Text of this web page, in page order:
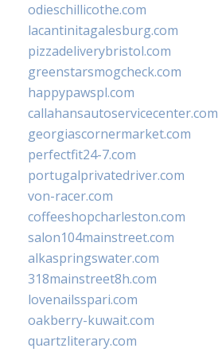
odieschillicothe.com
lacantinitagalesburg.com
pizzadeliverybristol.com
greenstarsmogcheck.com
happypawspl.com
callahansautoservicecenter.com
georgiascornermarket.com
perfectfit24-7.com
portugalprivatedriver.com
von-racer.com
coffeeshopcharleston.com
salon104mainstreet.com
alkaspringswater.com
318mainstreet8h.com
lovenailsspari.com
oakberry-kuwait.com
quartzliterary.com